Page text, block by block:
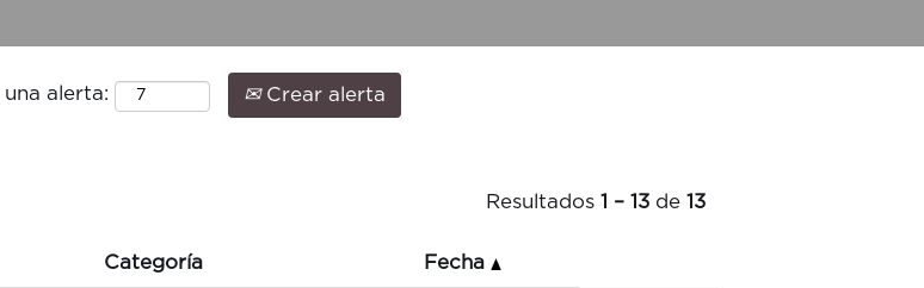
alerta: Crear alerta
Resultados 1 – 13 de 13
Categoría Fecha